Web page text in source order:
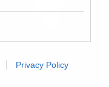
Privacy Policy